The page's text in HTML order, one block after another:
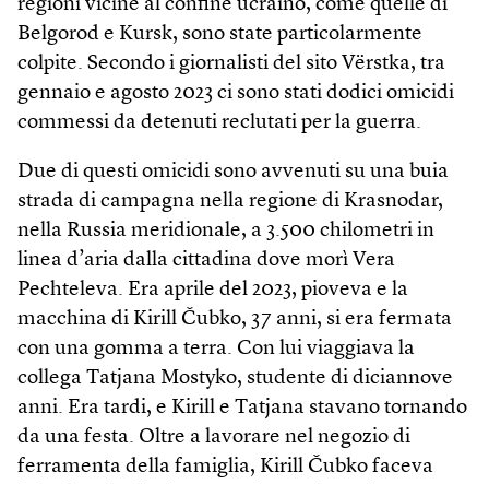
regioni vicine al confine ucraino, come quelle di
Belgorod e Kursk, sono state particolarmente
colpite. Secondo i giornalisti del sito Vërstka, tra
gennaio e agosto 2023 ci sono stati dodici omicidi
commessi da detenuti reclutati per la guerra.
Due di questi omicidi sono avvenuti su una buia
strada di campagna nella regione di Krasnodar,
nella Russia meridionale, a 3.500 chilometri in
linea d’aria dalla cittadina dove morì Vera
Pechteleva. Era aprile del 2023, pioveva e la
macchina di Kirill Čubko, 37 anni, si era fermata
con una gomma a terra. Con lui viaggiava la
collega Tatjana Mostyko, studente di diciannove
anni. Era tardi, e Kirill e Tatjana stavano tornando
da una festa. Oltre a lavorare nel negozio di
ferramenta della famiglia, Kirill Čubko faceva